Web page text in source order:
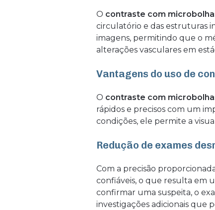
O contraste com
circulatório e das estruturas
imagens, permitindo que o
alterações vasculares em
Vantagens do uso de
O contraste com
rápidos e precisos com um
condições, ele permite a
Redução de exames
Com a precisão
confiáveis, o que resulta em
confirmar uma suspeita, o
investigações adicionais que